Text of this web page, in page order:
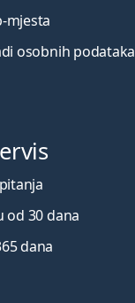
mjesta
osobnih podataka
od 30 dana
dana